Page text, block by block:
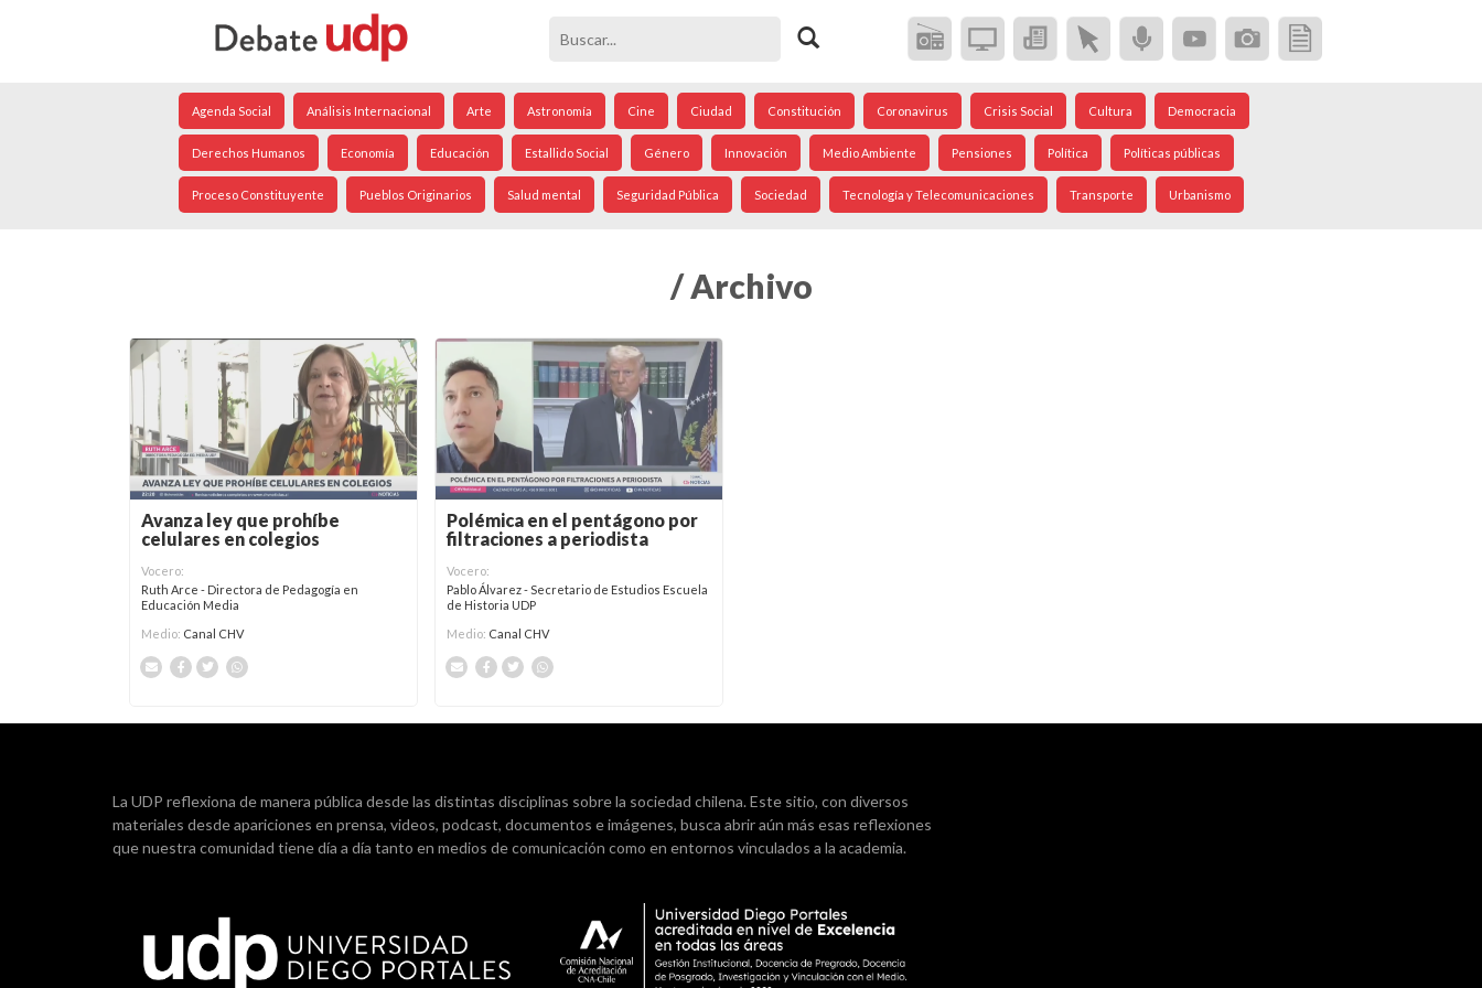
Agenda Social Análisis Internacional Arte Astronomía Cine Ciudad Constitución Coronavirus Crisis Social Cultura Democracia
Derechos Humanos Economía Educación Estallido Social Género Innovación Medio Ambiente Pensiones Política Políticas públicas
Proceso Constituyente Pueblos Originarios Salud mental Seguridad Pública Sociedad Tecnología y Telecomunicaciones Transporte Urbanismo
/ Archivo
Avanza ley que prohíbe
celulares en colegios
Vocero:
Ruth Arce - Directora de Pedagogía en
Educación Media
Medio: Canal CHV
Polémica en el pentágono por
filtraciones a periodista
Vocero:
Pablo Álvarez - Secretario de Estudios Escuela
de Historia UDP
Medio: Canal CHV
La UDP reflexiona de manera pública desde las distintas disciplinas sobre la sociedad chilena. Este sitio, con diversos
materiales desde apariciones en prensa, videos, podcast, documentos e imágenes, busca abrir aún más esas reflexiones
que nuestra comunidad tiene día a día tanto en medios de comunicación como en entornos vinculados a la academia.